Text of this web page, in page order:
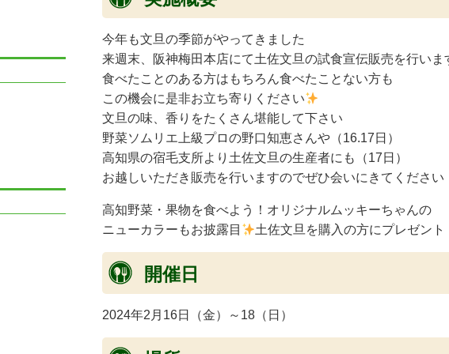
今年も文旦の季節がやってきました
来週末、阪神梅田本店にて土佐文旦の試食宣伝販売を行いま
食べたことのある方はもちろん食べたことない方も
この機会に是非お立ち寄りください
文旦の味、香りをたくさん堪能して下さい
野菜ソムリエ上級プロの野口知恵さんや（16.17日）
高知県の宿毛支所より土佐文旦の生産者にも（17日）
お越しいただき販売を行いますのでぜひ会いにきてください
高知野菜・果物を食べよう！オリジナルムッキーちゃんの
ニューカラーもお披露目
土佐文旦を購入の方にプレゼント
開催日
2024年2月16日（金）～18（日）